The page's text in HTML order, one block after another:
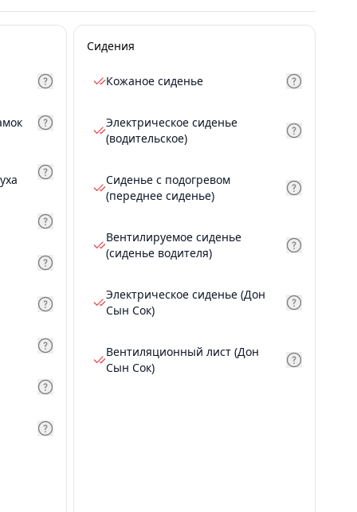
Сидения
Кожаное сиденье
Электрическое сиденье
(водительское)
Сиденье с подогревом
(переднее сиденье)
Вентилируемое сиденье
(сиденье водителя)
Электрическое сиденье (Дон
Сын Сок)
Вентиляционный лист (Дон
Сын Сок)